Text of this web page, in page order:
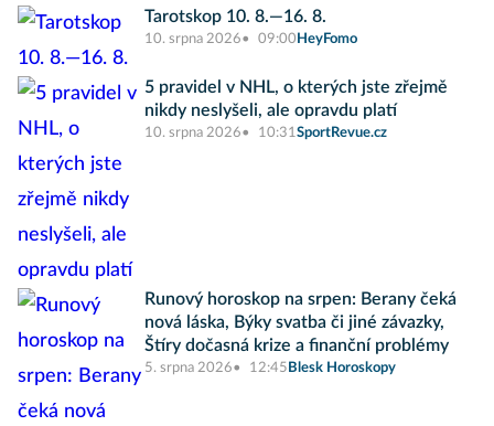
Tarotskop 10. 8.—16. 8.
10. srpna 2026 09:00 HeyFomo
5 pravidel v NHL, o kterých jste zřejmě
nikdy neslyšeli, ale opravdu platí
10. srpna 2026 10:31SportRevue.cz
Runový horoskop na srpen: Berany čeká
nová láska, Býky svatba či jiné závazky,
Štíry dočasná krize a finanční problémy
5. srpna 2026 12:45 Blesk Horoskopy